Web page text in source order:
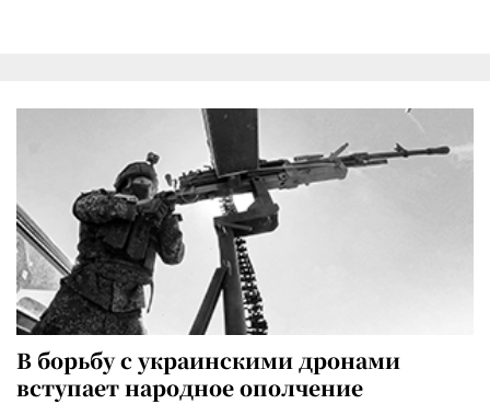
В борьбу с украинскими дронами
вступает народное ополчение